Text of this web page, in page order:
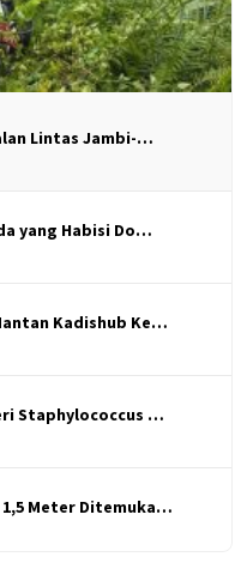
Lintas Jambi-…
yang Habisi Do…
Kadishub Ke…
Staphylococcus …
1,5 Meter Ditemuka…